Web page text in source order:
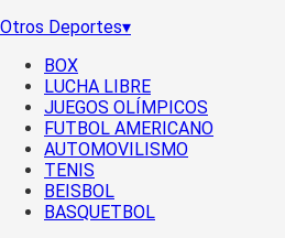
Otros Deportes▾
BOX
LUCHA LIBRE
JUEGOS OLÍMPICOS
FUTBOL AMERICANO
AUTOMOVILISMO
TENIS
BEISBOL
BASQUETBOL